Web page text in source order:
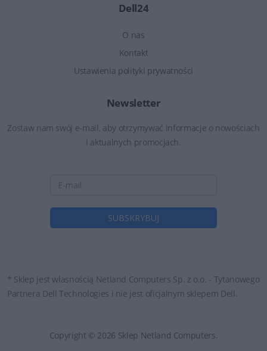
Dell24
O nas
Kontakt
Ustawienia polityki prywatności
Newsletter
Zostaw nam swój e-mail, aby otrzymywać informacje o nowościach
i aktualnych promocjach.
* Sklep jest własnością Netland Computers Sp. z o.o. - Tytanowego
Partnera Dell Technologies i nie jest oficjalnym sklepem Dell.
Copyright © 2026 Sklep Netland Computers.